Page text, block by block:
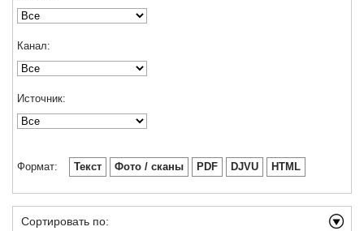
Канал:
Источник:
Формат: Текст Фото / сканы PDF DJVU HTML
Сортировать по: